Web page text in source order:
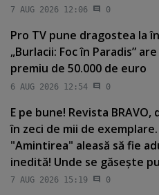
7 AUG 2026 12:06 0
Pro TV pune dragostea la
„Burlacii: Foc în Paradis”
premiu de 50.000 de euro
6 AUG 2026 12:54 0
E pe bune! Revista
în zeci de mii de
"Amintirea" aleasă să fie
inedită! Unde se găseşte
7 AUG 2026 15:19 0